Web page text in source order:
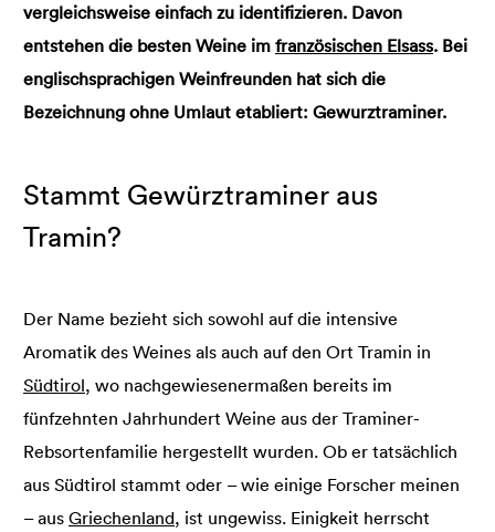
vergleichsweise einfach zu identifizieren. Davon
entstehen die besten Weine im französischen Elsass. Bei
englischsprachigen Weinfreunden hat sich die
Bezeichnung ohne Umlaut etabliert: Gewurztraminer.
Stammt Gewürztraminer aus
Tramin?
Der Name bezieht sich sowohl auf die intensive
Aromatik des Weines als auch auf den Ort Tramin in
Südtirol, wo nachgewiesenermaßen bereits im
fünfzehnten Jahrhundert Weine aus der Traminer-
Rebsortenfamilie hergestellt wurden. Ob er tatsächlich
aus Südtirol stammt oder – wie einige Forscher meinen
– aus Griechenland, ist ungewiss. Einigkeit herrscht